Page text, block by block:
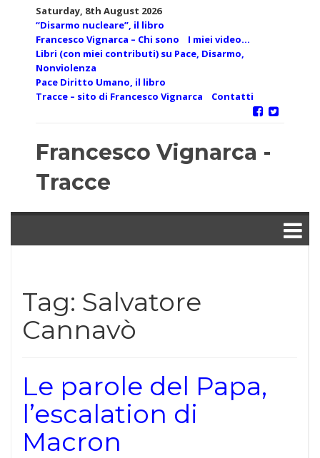
Saturday, 8th August 2026
“Disarmo nucleare”, il libro
Francesco Vignarca – Chi sono
I miei video…
Libri (con miei contributi) su Pace, Disarmo,
Nonviolenza
Pace Diritto Umano, il libro
Tracce – sito di Francesco Vignarca
Contatti
Francesco Vignarca -
Tracce
Tag: Salvatore
Cannavò
Le parole del Papa,
l’escalation di
Macron